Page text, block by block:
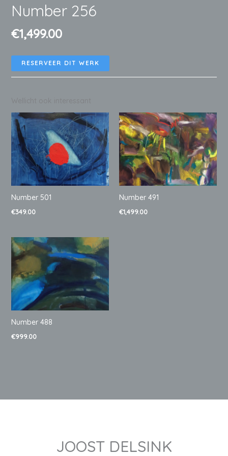
Number 256
€1,499.00
RESERVEER DIT WERK
Number 501
€349.00
Number 491
€1,499.00
Number 488
€999.00
JOOST DELSINK